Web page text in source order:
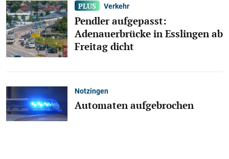
Verkehr
Pendler aufgepasst:
Adenauerbrücke in Esslingen ab
Freitag dicht
Notzingen
Automaten aufgebrochen